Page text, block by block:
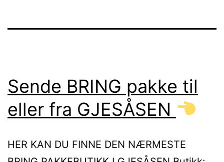
Sende BRING pakke til
eller fra GJESÅSEN
HER KAN DU FINNE DEN NÆRMESTE